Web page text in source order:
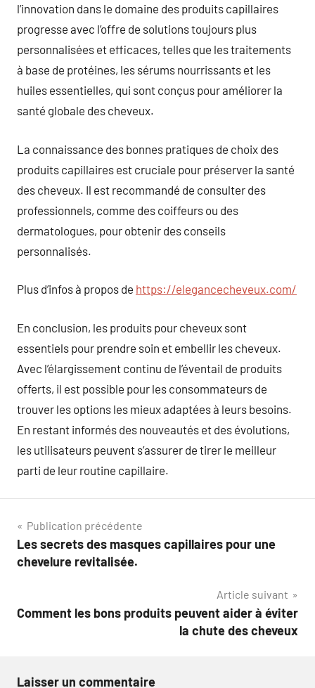
l’innovation dans le domaine des produits capillaires
progresse avec l’offre de solutions toujours plus
personnalisées et efficaces, telles que les traitements
à base de protéines, les sérums nourrissants et les
huiles essentielles, qui sont conçus pour améliorer la
santé globale des cheveux.
La connaissance des bonnes pratiques de choix des
produits capillaires est cruciale pour préserver la santé
des cheveux. Il est recommandé de consulter des
professionnels, comme des coiffeurs ou des
dermatologues, pour obtenir des conseils
personnalisés.
Plus d’infos à propos de https://elegancecheveux.com/
En conclusion, les produits pour cheveux sont
essentiels pour prendre soin et embellir les cheveux.
Avec l’élargissement continu de l’éventail de produits
offerts, il est possible pour les consommateurs de
trouver les options les mieux adaptées à leurs besoins.
En restant informés des nouveautés et des évolutions,
les utilisateurs peuvent s’assurer de tirer le meilleur
parti de leur routine capillaire.
Navigation
de
Publication précédente
Les secrets des masques capillaires pour une
chevelure revitalisée.
Article suivant
Comment les bons produits peuvent aider à éviter
la chute des cheveux
Laisser un commentaire